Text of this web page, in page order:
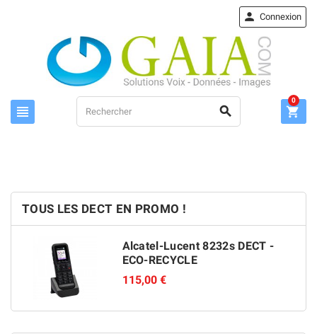
 
 Connexion

0
TOUS LES DECT EN PROMO !
Alcatel-Lucent 8232s DECT -
ECO-RECYCLE
115,00 €